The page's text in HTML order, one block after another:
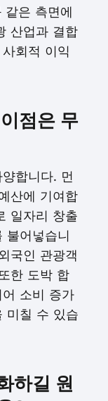
같은 측면에
산업과 결합
회적 이익
점은 무
합니다. 먼
산에 기여합
일자리 창출
불어넣습니
국인 관광객
한 도박 합
소비 증가
미칠 수 있습
하길 원